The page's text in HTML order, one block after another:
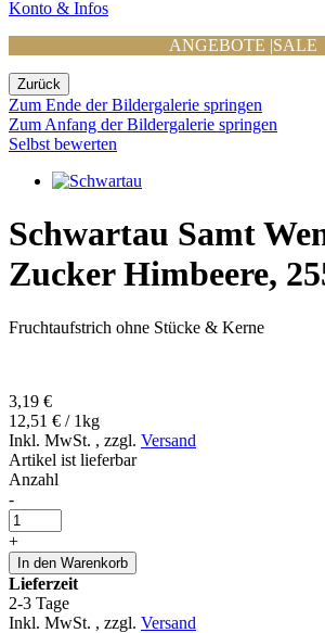
Konto & Infos
ANGEBOTE |SALE
Zurück
Zum Ende der Bildergalerie springen
Zum Anfang der Bildergalerie springen
Selbst bewerten
Schwartau Samt
Zucker Himbeere,
Fruchtaufstrich ohne Stücke & Kerne
3,19 €
12,51 € / 1kg
Inkl. MwSt. , zzgl. Versand
Artikel ist lieferbar
Anzahl
-
+
In den Warenkorb
Lieferzeit
2-3 Tage
Inkl. MwSt. , zzgl. Versand